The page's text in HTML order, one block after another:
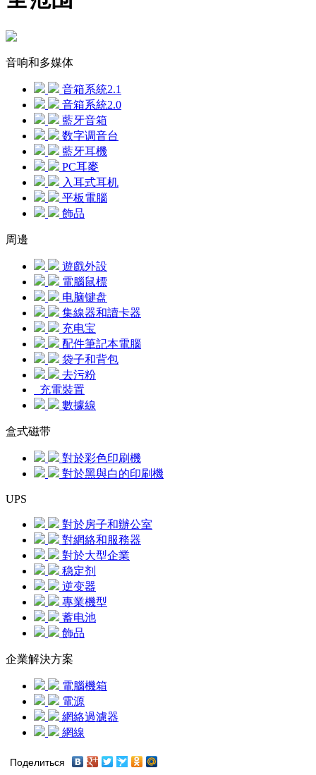
音响和多媒体
音箱系統2.1
音箱系統2.0
藍牙音箱
数字调音台
藍牙耳機
PC耳麥
入耳式耳机
平板電腦
飾品
周邊
遊戲外設
電腦鼠標
电脑键盘
集線器和讀卡器
充电宝
配件筆記本電腦
袋子和背包
去污粉
充電裝置
數據線
盒式磁带
對於彩色印刷機
對於黑與白的印刷機
UPS
對於房子和辦公室
對網絡和服務器
對於大型企業
稳定剂
逆变器
專業機型
蓄电池
飾品
企業解決方案
電腦機箱
電源
網絡過濾器
網線
Поделиться